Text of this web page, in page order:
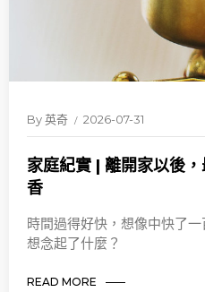
By英奇 2026-07-31
家庭紀實 | 離開家以後
香
時間過得好快，想像中快了
想念起了什麼？
READ MORE